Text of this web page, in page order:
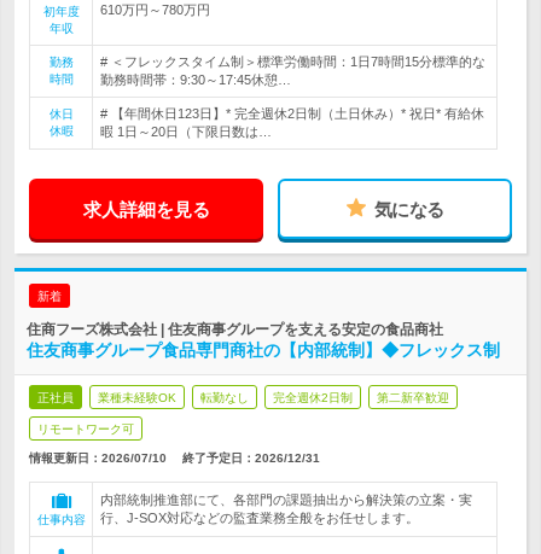
初年度
年収
610万円～780万円
勤務
時間
# ＜フレックスタイム制＞標準労働時間：1日7時間15分標準的な
勤務時間帯：9:30～17:45休憩…
休日
休暇
# 【年間休日123日】* 完全週休2日制（土日休み）* 祝日* 有給休
暇 1日～20日（下限日数は…
求人詳細を見る 気になる
新着
住商フーズ株式会社 | 住友商事グループを支える安定の食品商社
住友商事グループ食品専門商社の【内部統制】◆フレックス制
正社員 業種未経験OK 転勤なし 完全週休2日制 第二新卒歓迎
リモートワーク可
情報更新日：2026/07/10 終了予定日： 2026/12/31
仕事内容
内部統制推進部にて、各部門の課題抽出から解決策の立案・実
行、J-SOX対応などの監査業務全般をお任せします。